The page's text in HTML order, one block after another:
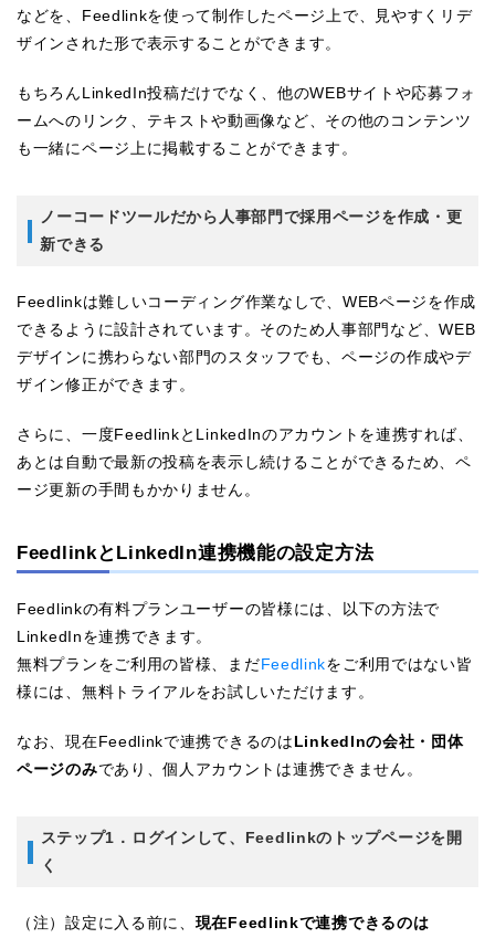
などを、Feedlinkを使って制作したページ上で、見やすくリデ
ザインされた形で表示することができます。
もちろんLinkedIn投稿だけでなく、他のWEBサイトや応募フォ
ームへのリンク、テキストや動画像など、その他のコンテンツ
も一緒にページ上に掲載することができます。
ノーコードツールだから人事部門で採用ページを作成・更
新できる
Feedlinkは難しいコーディング作業なしで、WEBページを作成
できるように設計されています。そのため人事部門など、WEB
デザインに携わらない部門のスタッフでも、ページの作成やデ
ザイン修正ができます。
さらに、一度FeedlinkとLinkedInのアカウントを連携すれば、
あとは自動で最新の投稿を表示し続けることができるため、ペ
ージ更新の手間もかかりません。
FeedlinkとLinkedIn連携機能の設定方法
Feedlinkの有料プランユーザーの皆様には、以下の方法で
LinkedInを連携できます。
無料プランをご利用の皆様、まだFeedlinkをご利用ではない皆
様には、無料トライアルをお試しいただけます。
なお、現在Feedlinkで連携できるのはLinkedInの会社・団体
ページのみであり、個人アカウントは連携できません。
ステップ1．ログインして、Feedlinkのトップページを開
く
（注）設定に入る前に、 現在Feedlinkで連携できるのは